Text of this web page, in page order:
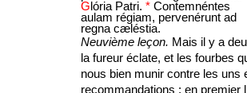
Glória Patri. * Contemnéntes
aulam régiam, pervenérunt ad
regna cæléstia.
Neuvième leçon. Mais il y a
la fureur éclate, et les fourbes
nous bien munir contre les uns
recommandations : en premier